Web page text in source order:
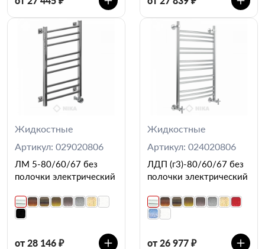
Жидкостные
Артикул: 029020806
ЛМ 5-80/60/67 без
полочки электрический
от 28 146 ₽
Жидкостные
Артикул: 024020806
ЛДП (г3)-80/60/67 без
полочки электрический
от 26 977 ₽